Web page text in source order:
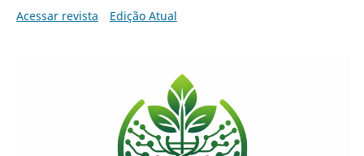
Acessar revista
Edição Atual